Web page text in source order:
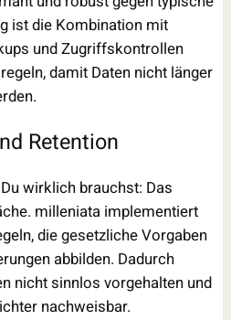
ist die Kombination mit
und Zugriffskontrollen
damit Daten nicht länger
Retention
wirklich brauchst: Das
milleniata implementiert
die gesetzliche Vorgaben
abbilden. Dadurch
nicht sinnlos vorgehalten und
nachweisbar.